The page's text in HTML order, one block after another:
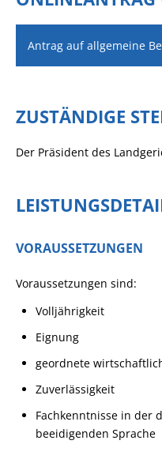
Antrag auf allgemeine
ZUSTÄNDIGE
Der Präsident des
VORAUSSETZUNGEN
Voraussetzungen sind:
Volljährigkeit
Eignung
geordnete
Zuverlässigkeit
Fachkenntnisse in der
beeidigenden Sprache